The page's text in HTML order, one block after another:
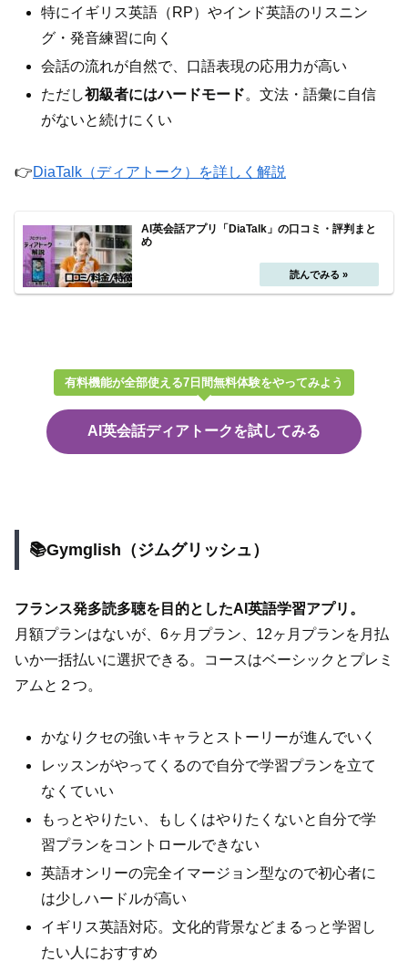
特にイギリス英語（RP）やインド英語のリスニン
グ・発音練習に向く
会話の流れが自然で、口語表現の応用力が高い
ただし初級者にはハードモード。文法・語彙に自信
がないと続けにくい
👉DiaTalk（ディアトーク）を詳しく解説
AI英会話アプリ「DiaTalk」の口コミ・評判まと
め
有料機能が全部使える7日間無料体験をやってみよう
AI英会話ディアトークを試してみる
📚Gymglish（ジムグリッシュ）
フランス発多読多聴を目的としたAI英語学習アプリ。
月額プランはないが、6ヶ月プラン、12ヶ月プランを月払
いか一括払いに選択できる。コースはベーシックとプレミ
アムと２つ。
かなりクセの強いキャラとストーリーが進んでいく
レッスンがやってくるので自分で学習プランを立て
なくていい
もっとやりたい、もしくはやりたくないと自分で学
習プランをコントロールできない
英語オンリーの完全イマージョン型なので初心者に
は少しハードルが高い
イギリス英語対応。文化的背景などまるっと学習し
たい人におすすめ